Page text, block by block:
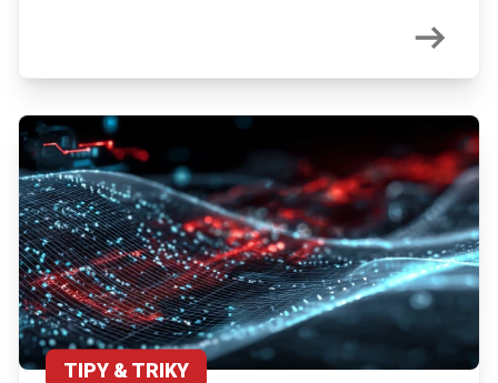
TIPY & TRIKY